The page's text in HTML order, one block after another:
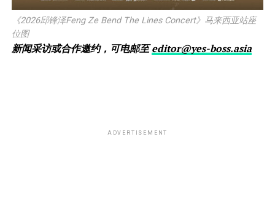
《2026邱锋泽Feng Ze Bend The Lines Concert》马来西亚站座
位图
新闻采访或合作邀约，可电邮至editor@yes-boss.asia
ADVERTISEMENT